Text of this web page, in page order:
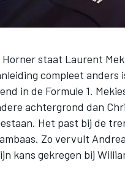
staat Laurent
compleet
in de Formule 1.
achtergrond dan
Het past bij de
Zo vervult
kans gekregen bij